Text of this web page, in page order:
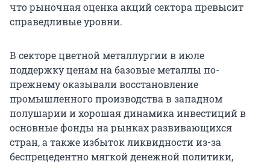
что рыночная оценка акций сектора превысит
справедливые уровни.
В секторе цветной металлургии в июле
поддержку ценам на базовые металлы по-
прежнему оказывали восстановление
промышленного производства в западном
полушарии и хорошая динамика инвестиций в
основные фонды на рынках развивающихся
стран, а также избыток ликвидности из-за
беспрецедентно мягкой денежной политики,